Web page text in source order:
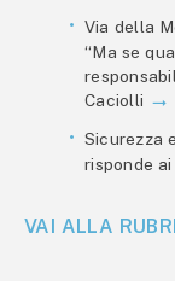
Via della
“Ma se
Caciolli
Sicurezza
risponde
VAI ALLA